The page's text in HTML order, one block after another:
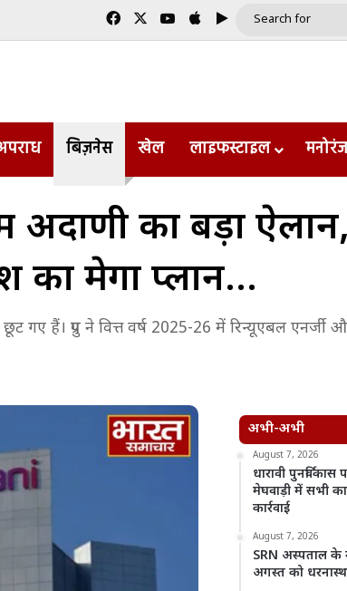
FacebookYouTube
AppleGoogle Play
बिज़नेस खेल लाइफस्टाइल
अदाणी का बड़ा
का मेगा प्लान…
गए हैं। ग्रुप ने वित्त वर्ष 2025-26 में रिन्यूएबल
अभी-अभी
August 7, 2026
धारावी
मेघवाड़ी में सभी
कार्रवाई
August 7, 2026
SRN अस्पताल के
अगस्त को